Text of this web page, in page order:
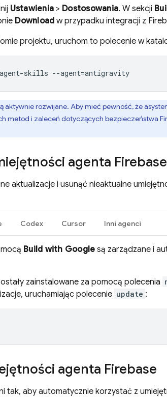
Ustawienia > Dostosowania. W sekcji
Download w przypadku integracji z
projektu, uruchom to polecenie w
aktywnie rozwijane. Aby mieć pewność, że
metod i zaleceń dotyczących bezpieczeństwa
agenta Firebase
aktualizacje i usunąć nieaktualne
Codex Cursor Inni agenci
Build with Google są zarządzane i
zainstalowane za pomocą polecenia
uruchamiając polecenie update :
agenta Firebase
tak, aby automatycznie korzystać z